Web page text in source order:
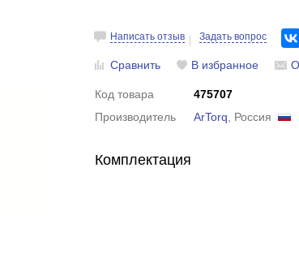
Написать отзыв Задать вопрос
Сравнить В избранное
Код товара
475707
Производитель
ArTorq , Россия
Комплектация